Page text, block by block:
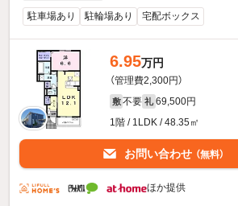
駐車場あり 駐輪場あり 宅配ボックス
6.95万円
（管理費2,300円）
敷 不要 礼 69,500円
1階 / 1LDK / 48.35㎡
お問い合わせ （無料）
ほか提供